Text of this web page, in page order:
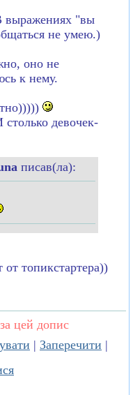
выражениях "вы
не умею.)
оно не
к нему.
девочек-
писав(ла):
топикстартера))
цей допис
| Заперечити |